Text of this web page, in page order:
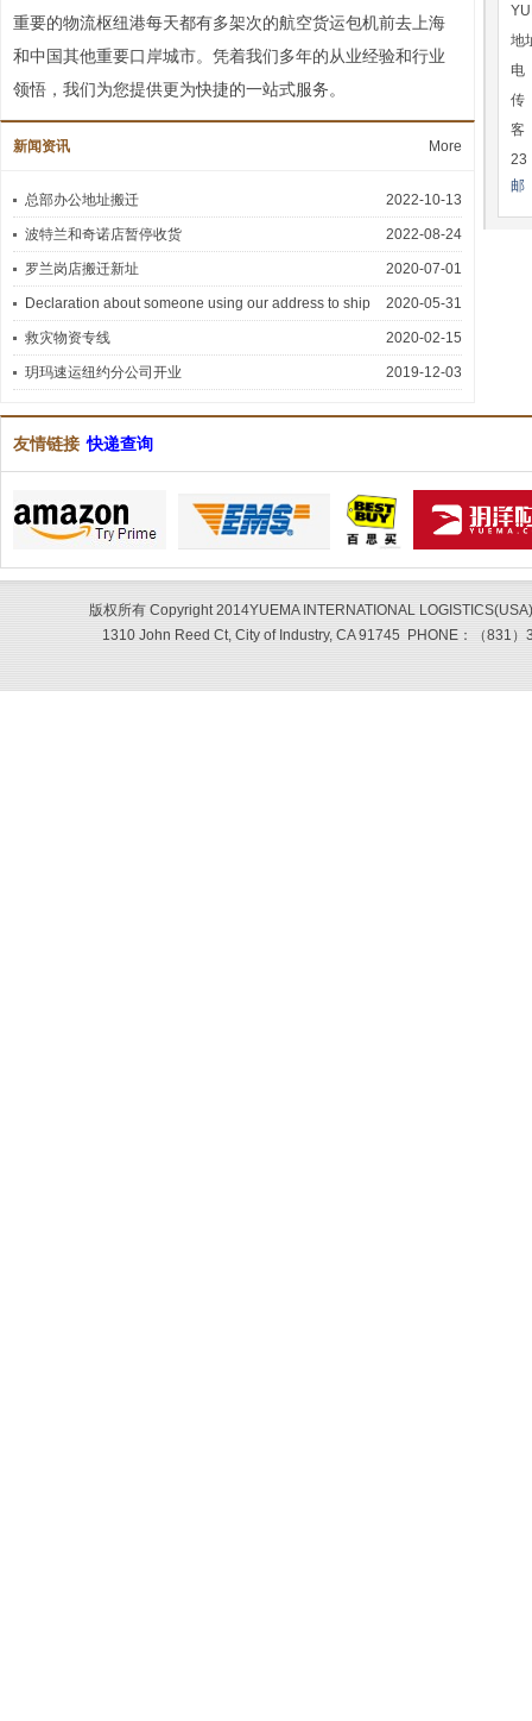
重要的物流枢纽港每天都有多架次的航空货运包机前去上海
和中国其他重要口岸城市。凭着我们多年的从业经验和行业
领悟，我们为您提供更为快捷的一站式服务。
新闻资讯 More
总部办公地址搬迁 2022-10-13
波特兰和奇诺店暂停收货 2022-08-24
罗兰岗店搬迁新址 2020-07-01
Declaration about someone using our address to ship 2020-05-31
救灾物资专线 2020-02-15
玥玛速运纽约分公司开业 2019-12-03
地
电
传
客
23
邮
友情链接 快递查询
版权所有 Copyright 2014YUEMA INTERNATIONAL
1310 John Reed Ct, City of Industry, CA 91745 PHONE：（831